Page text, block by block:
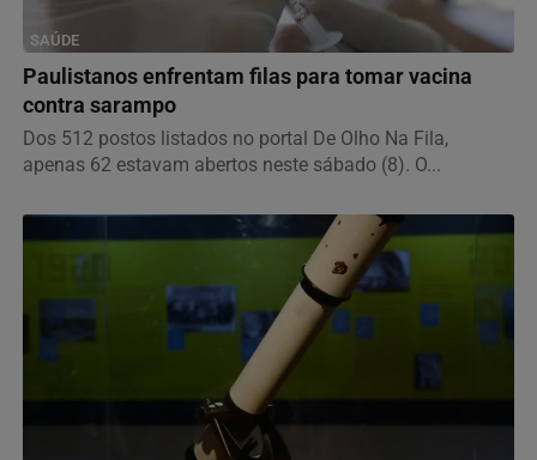
SAÚDE
Paulistanos enfrentam filas para tomar vacina
contra sarampo
Dos 512 postos listados no portal De Olho Na Fila,
apenas 62 estavam abertos neste sábado (8). O...